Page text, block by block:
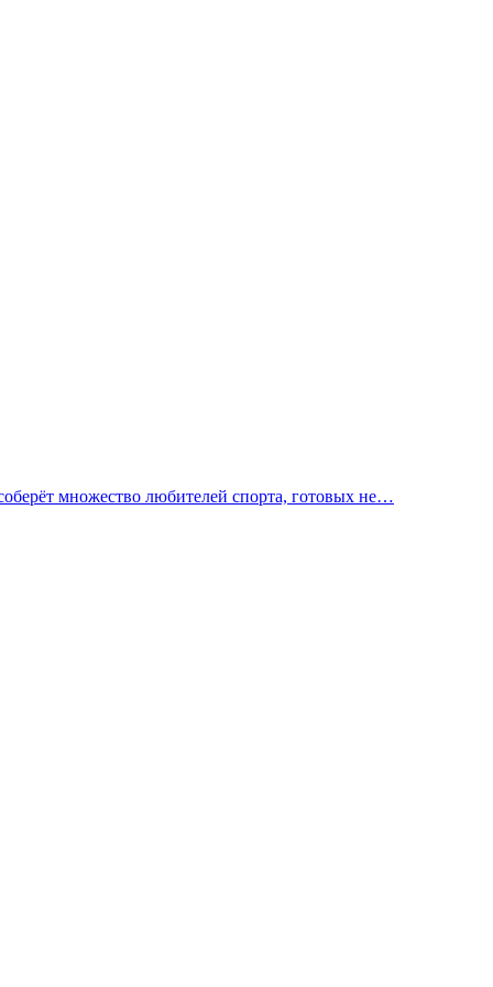
множество любителей спорта, готовых не…